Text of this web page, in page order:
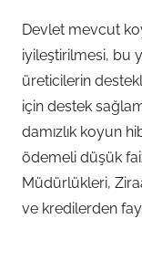
Devlet mevcut
iyileştirilmesi, bu
üreticilerin
için destek
damızlık koyun
ödemeli düşük
Müdürlükleri,
ve kredilerden